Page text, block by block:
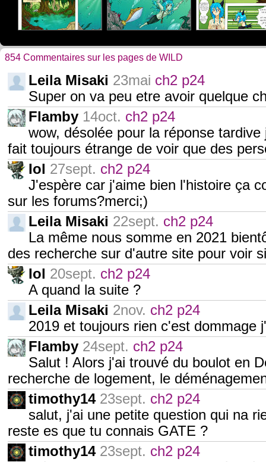
854 Commentaires sur les pages de WILD
Leila Misaki 23mai ch2 p24
Super on va peu etre avoir quelque
Flamby 14oct. ch2 p24
wow, désolée pour la réponse
fait toujours étrange de voir que des
Iol 27sept. ch2 p24
J'espère car j'aime bien l'histoire ça
sur les forums?merci;)
Leila Misaki 22sept. ch2 p24
La même nous somme en 2021
des recherche sur d'autre site pour voir
Iol 20sept. ch2 p24
A quand la suite ?
Leila Misaki 2nov. ch2 p24
2019 et toujours rien c'est dommage
Flamby 24sept. ch2 p24
Salut ! Alors j'ai trouvé du boulot en
recherche de logement, le
timothy14 23sept. ch2 p24
salut, j'ai une petite question qui na
reste es que tu connais GATE ?
timothy14 23sept. ch2 p24